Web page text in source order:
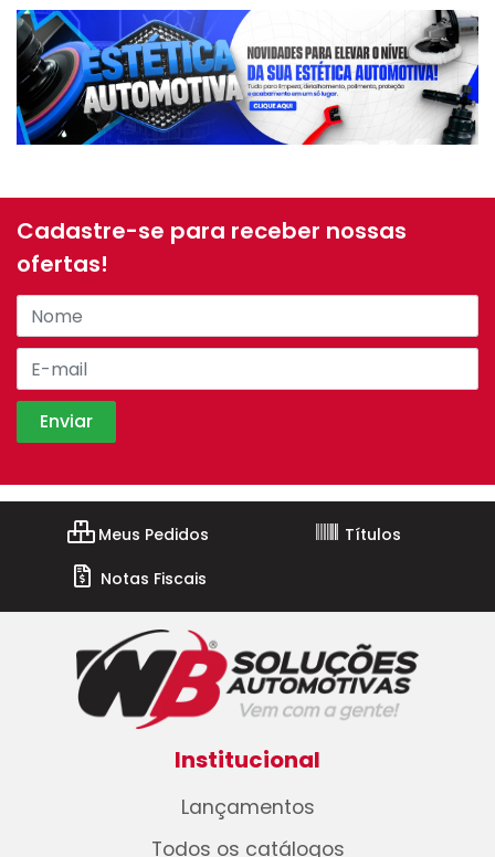
Cadastre-se para receber nossas
ofertas!
Meus Pedidos
Títulos
Notas Fiscais
Institucional
Lançamentos
Todos os catálogos